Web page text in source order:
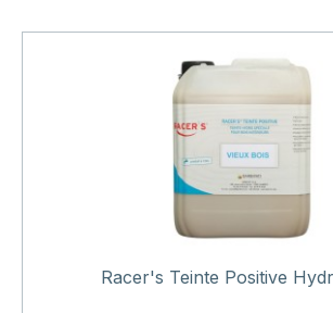
Racer's Teinte Positive